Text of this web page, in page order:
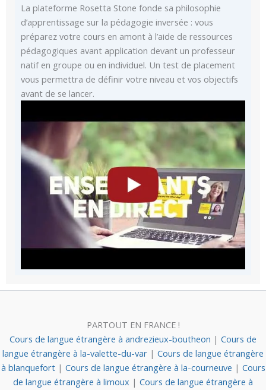
La plateforme Rosetta Stone fonde sa philosophie
d’apprentissage sur la pédagogie inversée : vous
préparez votre cours en amont à l’aide de ressources
pédagogiques avant application devant un professeur
natif en groupe ou en individuel. Un test de placement
vous permettra de définir votre niveau et vos objectifs
avant de se lancer.
PARTOUT EN FRANCE !
Cours de langue étrangère à andrezieux-boutheon | Cours de
langue étrangère à la-valette-du-var | Cours de langue étrangère
à blanquefort | Cours de langue étrangère à la-courneuve | Cours
de langue étrangère à limoux | Cours de langue étrangère à